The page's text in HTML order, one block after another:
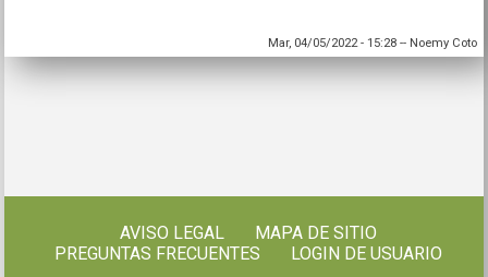
Mar, 04/05/2022 - 15:28-- Noemy Coto
AVISO LEGAL
MAPA DE SITIO
PREGUNTAS FRECUENTES
LOGIN DE USUARIO